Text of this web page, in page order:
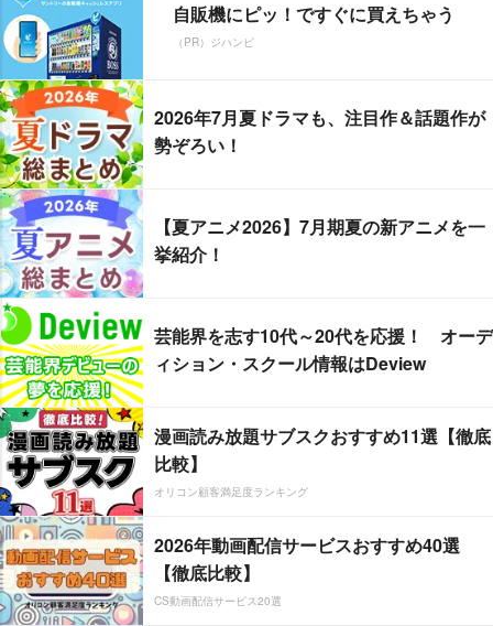
自販機にピッ！ですぐに買えちゃう
（PR）ジハンピ
2026年7月夏ドラマも、注目作＆話題作が
勢ぞろい！
【夏アニメ2026】7月期夏の新アニメを一
挙紹介！
芸能界を志す10代～20代を応援！ オーデ
ィション・スクール情報はDeview
漫画読み放題サブスクおすすめ11選【徹底
比較】
オリコン顧客満足度ランキング
2026年動画配信サービスおすすめ40選
【徹底比較】
CS動画配信サービス20選